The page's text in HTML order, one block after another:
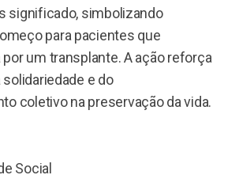
significado, simbolizando
para pacientes que
por um transplante. A ação reforça
e do
coletivo na preservação da vida.
Social